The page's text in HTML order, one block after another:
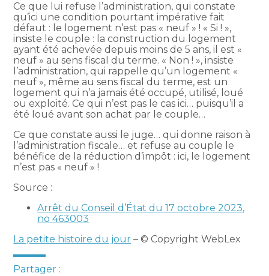
Ce que lui refuse l’administration, qui constate
qu’ici une condition pourtant impérative fait
défaut : le logement n’est pas « neuf » ! « Si ! »,
insiste le couple : la construction du logement
ayant été achevée depuis moins de 5 ans, il est «
neuf » au sens fiscal du terme. « Non ! », insiste
l’administration, qui rappelle qu’un logement «
neuf », même au sens fiscal du terme, est un
logement qui n’a jamais été occupé, utilisé, loué
ou exploité. Ce qui n’est pas le cas ici… puisqu’il a
été loué avant son achat par le couple…
Ce que constate aussi le juge… qui donne raison à
l’administration fiscale… et refuse au couple le
bénéfice de la réduction d’impôt : ici, le logement
n’est pas « neuf » !
Source :
Arrêt du Conseil d’État du 17 octobre 2023,
no 463003
La petite histoire du jour – © Copyright WebLex
Partager :